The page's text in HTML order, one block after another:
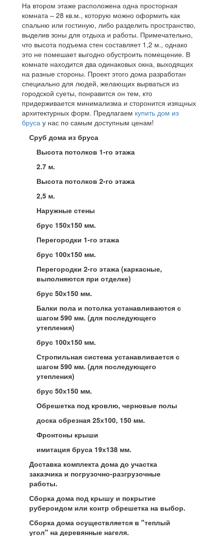
На втором этаже расположена одна просторная
комната – 28 кв.м., которую можно оформить как
спальню или гостиную, либо разделить пространство,
выделив зоны для отдыха и работы. Примечательно,
что высота подъема стен составляет 1,2 м., однако
это не помешает выгодно обустроить помещение. В
комнате находится два одинаковых окна, выходящих
на разные стороны. Проект этого дома разработан
специально для людей, желающих вырваться из
городской суеты, понравится он тем, кто
придерживается минимализма и сторонится изящных
архитектурных форм. Предлагаем купить дом из
бруса у нас по самым доступным ценам!
Сруб дома из бруса
Высота потолков 1-го этажа
2.7 м.
Высота потолков 2-го этажа
2,5 м.
Наружные стены
брус 150х150 мм.
Перегородки 1-го этажа
брус 100х150 мм.
Перегородки 2-го этажа (каркасные,
выполняются при отделке)
брус 50х150 мм.
Балки пола и потолка устанавливаются с
шагом 590 мм. (для последующего
утепления)
брус 100х150 мм.
Стропильная система устанавливается с
шагом 590 мм. (для последующего
утепления)
брус 50х150 мм.
Обрешетка под кровлю, черновые полы
доска обрезная 25х100, 150 мм.
Фронтоны крыши
имитация бруса 19х138 мм.
Доставка комплекта дома до участка
заказчика и погрузочно-разгрузочные
работы.
Сборка дома под крышу и покрытие
рубероидом или контр обрешетка на выбор.
Сборка дома осуществляется в "теплый
угол" на деревянные нагеля.